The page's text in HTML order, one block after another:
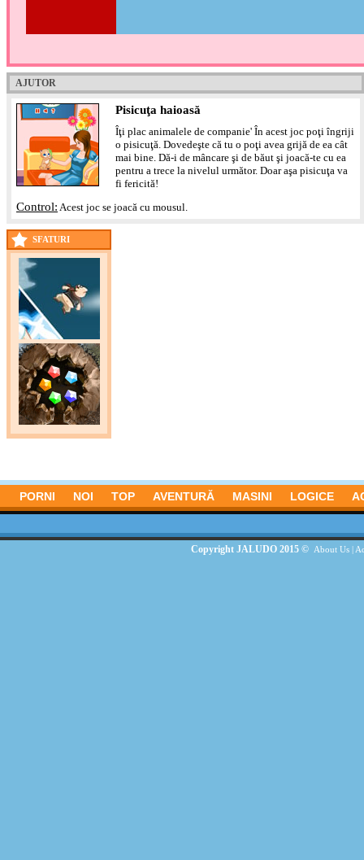
AJUTOR
Pisicuţa haioasă
Îţi plac animalele de companie' În acest joc poţi îngriji
o pisicuţă. Dovedeşte că tu o poţi avea grijă de ea cât
mai bine. Dă-i de mâncare şi de băut şi joacă-te cu ea
pentru a trece la nivelul următor. Doar aşa pisicuţa va
fi fericită!
Control: Acest joc se joacă cu mousul.
SFATURI
PORNI NOI TOP AVENTURĂ MASINI LOGICE
Copyright JALUDO 2015 © About Us|